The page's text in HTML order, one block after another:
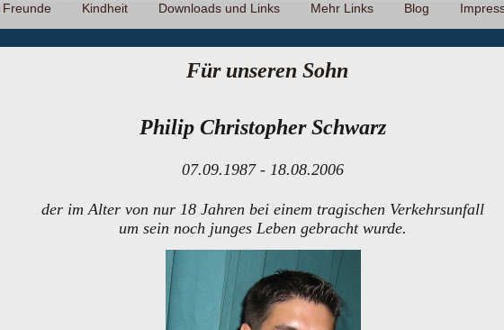
Freunde
Kindheit Downloads und Links Mehr Links Blog
Für unseren Sohn
Philip Christopher Schwarz
07.09.1987 - 18.08.2006
der im Alter von nur 18 Jahren bei einem tragischen Verkehrsunfall
um sein noch junges Leben gebracht wurde.